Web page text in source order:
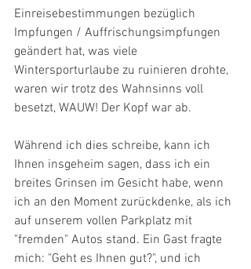
Einreisebestimmungen bezüglich
Impfungen / Auffrischungsimpfungen
geändert hat, was viele
Wintersporturlaube zu ruinieren drohte,
waren wir trotz des Wahnsinns voll
besetzt, WAUW! Der Kopf war ab.
Während ich dies schreibe, kann ich
Ihnen insgeheim sagen, dass ich ein
breites Grinsen im Gesicht habe, wenn
ich an den Moment zurückdenke, als ich
auf unserem vollen Parkplatz mit
"fremden" Autos stand. Ein Gast fragte
mich: "Geht es Ihnen gut?", und ich